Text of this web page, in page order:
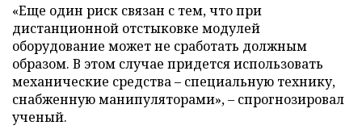
«Еще один риск связан с тем, что при
дистанционной отстыковке модулей
оборудование может не сработать должным
образом. В этом случае придется использовать
механические средства – специальную технику,
снабженную манипуляторами», – спрогнозировал
ученый.